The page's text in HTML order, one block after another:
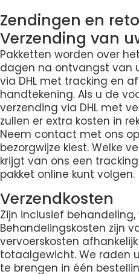
Zendingen en
Verzending van
Pakketten worden over
dagen na ontvangst van
via DHL met tracking en
handtekening. Als u de
verzending via DHL met
zullen er extra kosten in
Neem contact met ons
bezorgwijze kiest. Welke
krijgt van ons een
pakket online kunt volgen.
Verzendkosten
Zijn inclusief
Behandelingskosten zijn
vervoerskosten
totaalgewicht. We raden
te brengen in één